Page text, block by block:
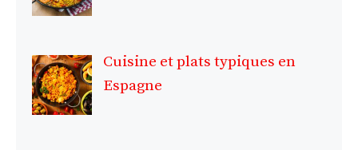
Cuisine et plats typiques en
Espagne